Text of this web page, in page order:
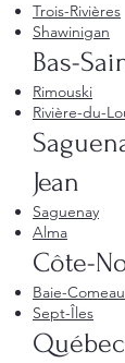
Trois-Rivières
Shawinigan
Bas-
Rimouski
Rivière-du-
Jean
Saguenay
Alma
Côte-
Baie-Comeau
Sept-Îles